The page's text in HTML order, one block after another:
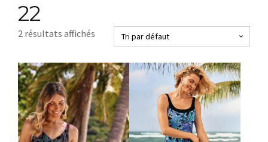
22
2 résultats affichés
Ce
produit
a
plusieurs
variations.
Les